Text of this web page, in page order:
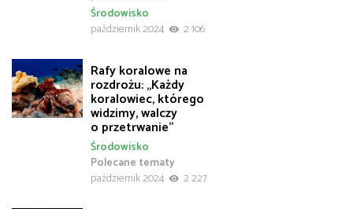
Środowisko
październik 2024
2 106
Rafy koralowe na
rozdrożu: „Każdy
koralowiec, którego
widzimy, walczy
o przetrwanie”
Polecane tematy
Środowisko
październik 2024
2 227